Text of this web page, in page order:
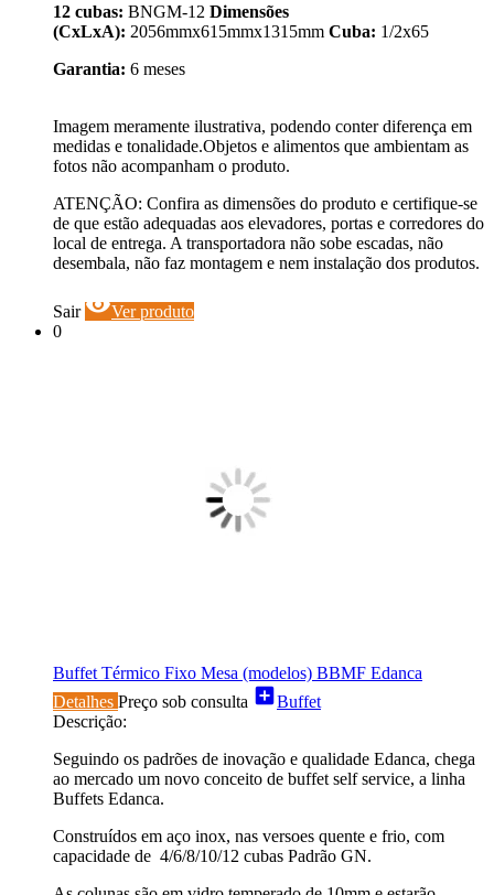
12 cubas: BNGM-12 Dimensões
(CxLxA): 2056mmx615mmx1315mm Cuba: 1/2x65
Garantia: 6 meses
Imagem meramente ilustrativa, podendo conter diferença em
medidas e tonalidade.Objetos e alimentos que ambientam as
fotos não acompanham o produto.
ATENÇÃO: Confira as dimensões do produto e certifique-se
de que estão adequadas aos elevadores, portas e corredores do
local de entrega. A transportadora não sobe escadas, não
desembala, não faz montagem e nem instalação dos produtos.
Sair visibilityVer produto
0
Buffet Térmico Fixo Mesa (modelos) BBMF Edanca
Detalhes Preço sob consulta add_boxBuffet
Descrição:
Seguindo os padrões de inovação e qualidade Edanca, chega
ao mercado um novo conceito de buffet self service, a linha
Buffets Edanca.
Construídos em aço inox, nas versoes quente e frio, com
capacidade de 4/6/8/10/12 cubas Padrão GN.